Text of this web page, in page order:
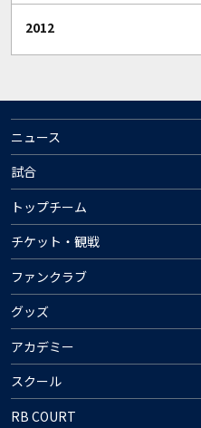
2012
ニュース
試合
トップチーム
チケット・観戦
ファンクラブ
グッズ
アカデミー
スクール
RB COURT